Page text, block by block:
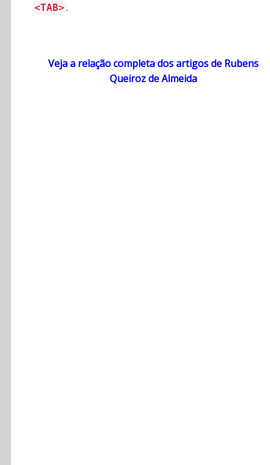
<TAB> .
Veja a relação completa dos artigos de Rubens
Queiroz de Almeida